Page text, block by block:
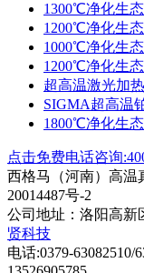
1300℃净化生
1200℃净化生
1000℃净化生
1200℃净化生
超高温激光加
SIGMA超高温
1800℃净化生
点击免费电话咨询
西格马（河南）高
20014487号-2
公司地址：洛阳高新
贤科技
电话:0379-